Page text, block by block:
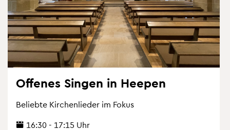
Of­fe­nes Sin­gen in Hee­pen
Be­lieb­te Kir­chen­lie­der im Fokus
16:30 - 17:15 Uhr